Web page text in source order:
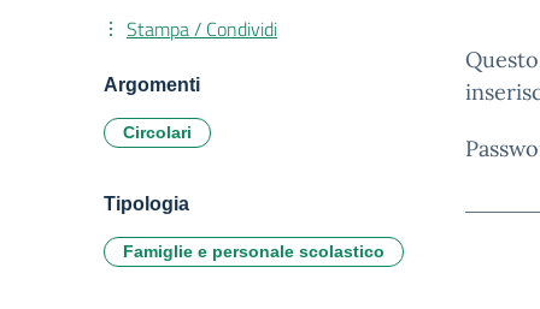
Stampa / Condividi
Argomenti
Circolari
Tipologia
Famiglie e personale scolastico